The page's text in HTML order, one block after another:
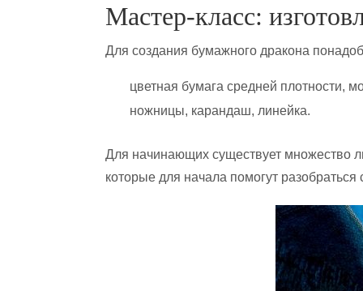
Мастер-класс:
Для создания бумажного дракона
цветная бумага средней плотности,
ножницы, карандаш, линейка.
Для начинающих существует множество
которые для начала помогут разобраться